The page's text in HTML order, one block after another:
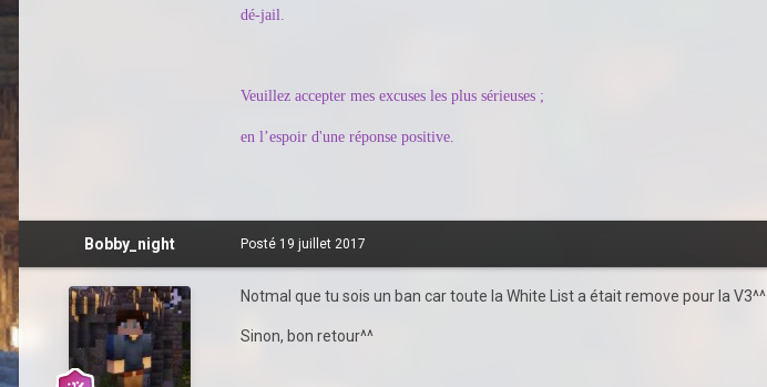
dé-jail.
Veuillez accepter mes excuses les plus sérieuses ;
en l’espoir d'une réponse positive.
Bobby_night Posté 19 juillet 2017
Notmal que tu sois un ban car toute la White List a était remove pour la V3^^
Sinon, bon retour^^